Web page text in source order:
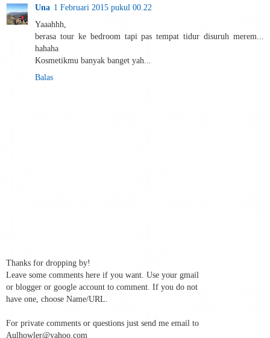
Una 1 Februari 2015 pukul 00.22
Yaaahhh,
berasa tour ke bedroom tapi pas tempat tidur disuruh merem...
hahaha
Kosmetikmu banyak banget yah...
Balas
Thanks for dropping by!
Leave some comments here if you want. Use your gmail
or blogger or google account to comment. If you do not
have one, choose Name/URL.
For private comments or questions just send me email to
Aulhowler@yahoo.com